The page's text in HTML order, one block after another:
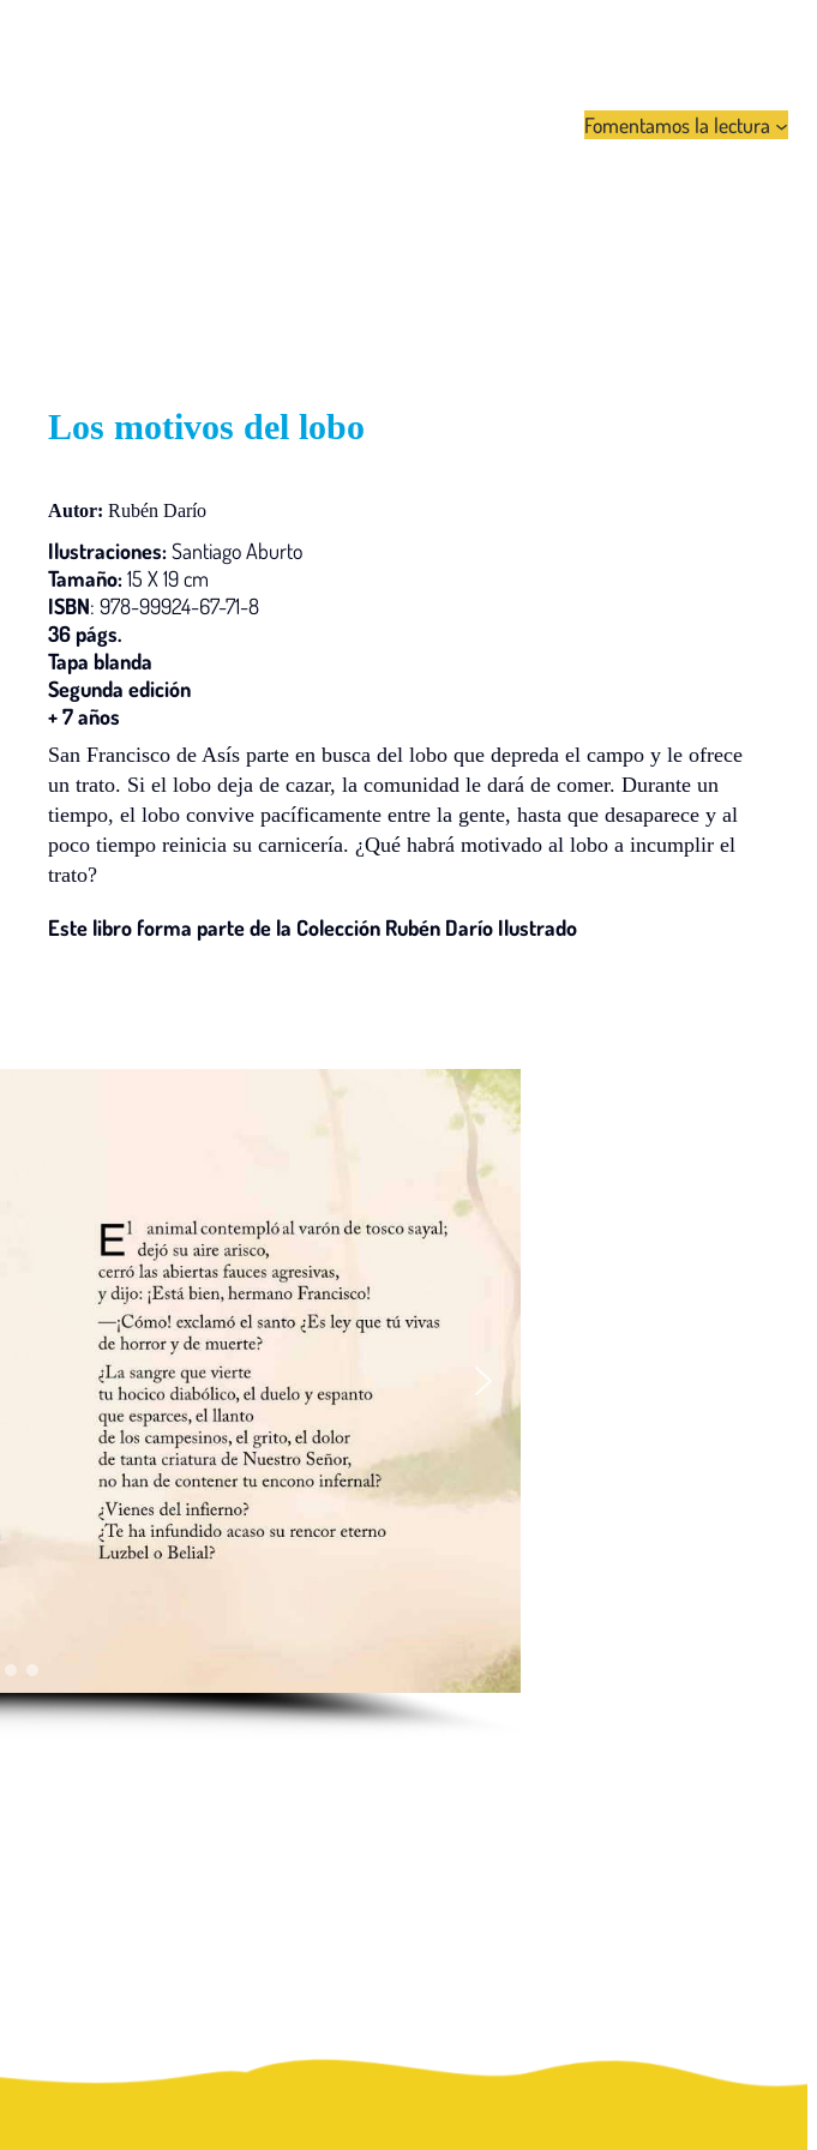
Fomentamos la lectura
Los motivos del lobo
Autor: Rubén Darío
Ilustraciones: Santiago Aburto
Tamaño:15 X 19 cm
ISBN: 978-99924-67-71-8
36 págs.
Tapa blanda
Segunda edición
+ 7 años
San Francisco de Asís parte en busca del lobo que depreda el campo y le ofrece
un trato. Si el lobo deja de cazar, la comunidad le dará de comer. Durante un
tiempo, el lobo convive pacíficamente entre la gente, hasta que desaparece y al
poco tiempo reinicia su carnicería. ¿Qué habrá motivado al lobo a incumplir el
trato?
Este libro forma parte de la Colección Rubén Darío Ilustrado